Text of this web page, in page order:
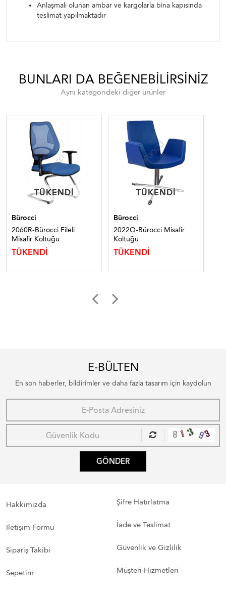
Anlaşmalı olunan ambar ve kargolarla bina kapısında
teslimat yapılmaktadır
BUNLARI DA BEĞENEBILIRSINIZ
Aynı kategorideki diğer ürünler
TÜKENDI
TÜKENDI
Bürocci
2060R-Bürocci Fileli
Misafir Koltuğu
TÜKENDİ
TÜKENDI
TÜKENDI
Bürocci
2022O-Bürocci Misafir
Koltuğu
TÜKENDİ
E-BÜLTEN
En son haberler, bildirimler ve daha fazla tasarım için kaydolun
GÖNDER
Hakkımızda
İletişim Formu
Sipariş Takibi
Sepetim
Şifre Hatırlatma
İade ve Teslimat
Güvenlik ve Gizlilik
Müşteri Hizmetleri